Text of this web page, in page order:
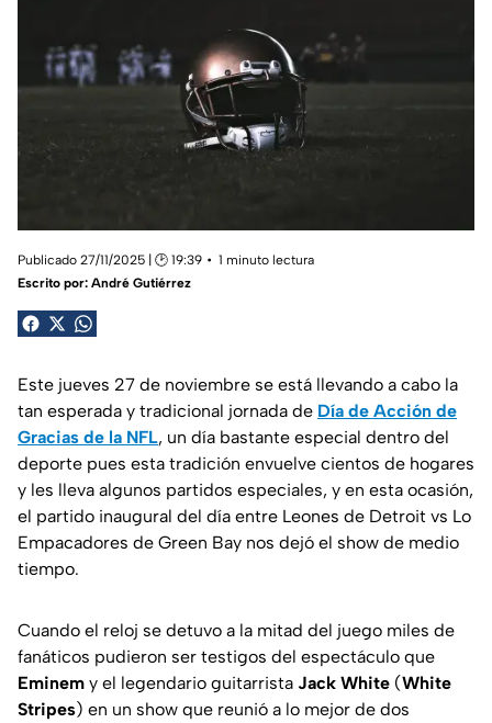
Publicado 27/11/2025 | 🕑 19:39
1 minuto lectura
Escrito por: André Gutiérrez
Este jueves 27 de noviembre se está llevando a cabo la
tan esperada y tradicional jornada de Día de Acción de
Gracias de la NFL, un día bastante especial dentro del
deporte pues esta tradición envuelve cientos de hogares
y les lleva algunos partidos especiales, y en esta ocasión,
el partido inaugural del día entre Leones de Detroit vs Lo
Empacadores de Green Bay nos dejó el show de medio
tiempo.
Cuando el reloj se detuvo a la mitad del juego miles de
fanáticos pudieron ser testigos del espectáculo que
Eminem y el legendario guitarrista Jack White (White
Stripes) en un show que reunió a lo mejor de dos